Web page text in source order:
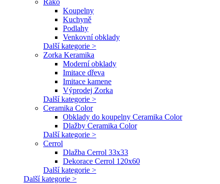
Rako
Koupelny
Kuchyně
Podlahy
Venkovní obklady
Další kategorie >
Zorka Keramika
Moderní obklady
Imitace dřeva
Imitace kamene
Výprodej Zorka
Další kategorie >
Ceramika Color
Obklady do koupelny Ceramika Color
Dlažby Ceramika Color
Další kategorie >
Cerrol
Dlažba Cerrol 33x33
Dekorace Cerrol 120x60
Další kategorie >
Další kategorie >